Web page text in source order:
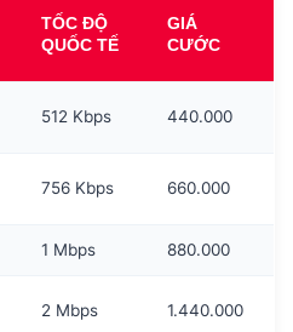
TỐC ĐỘ
QUỐC TẾ
GIÁ
CƯỚC
512 Kbps 440.000
756 Kbps 660.000
1 Mbps 880.000
2 Mbps 1.440.000